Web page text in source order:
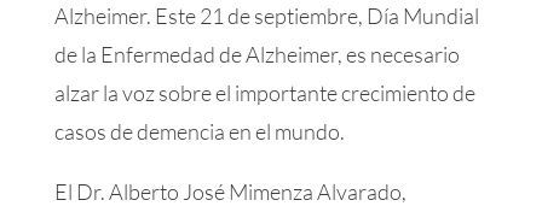
Alzheimer. Este 21 de septiembre, Día Mundial
de la Enfermedad de Alzheimer, es necesario
alzar la voz sobre el importante crecimiento de
casos de demencia en el mundo.
El Dr. Alberto José Mimenza Alvarado,